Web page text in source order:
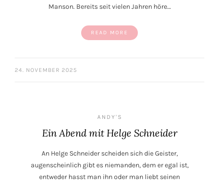
Manson. Bereits seit vielen Jahren höre…
READ MORE
24. NOVEMBER 2025
ANDY'S
Ein Abend mit Helge Schneider
An Helge Schneider scheiden sich die Geister,
augenscheinlich gibt es niemanden, dem er egal ist,
entweder hasst man ihn oder man liebt seinen